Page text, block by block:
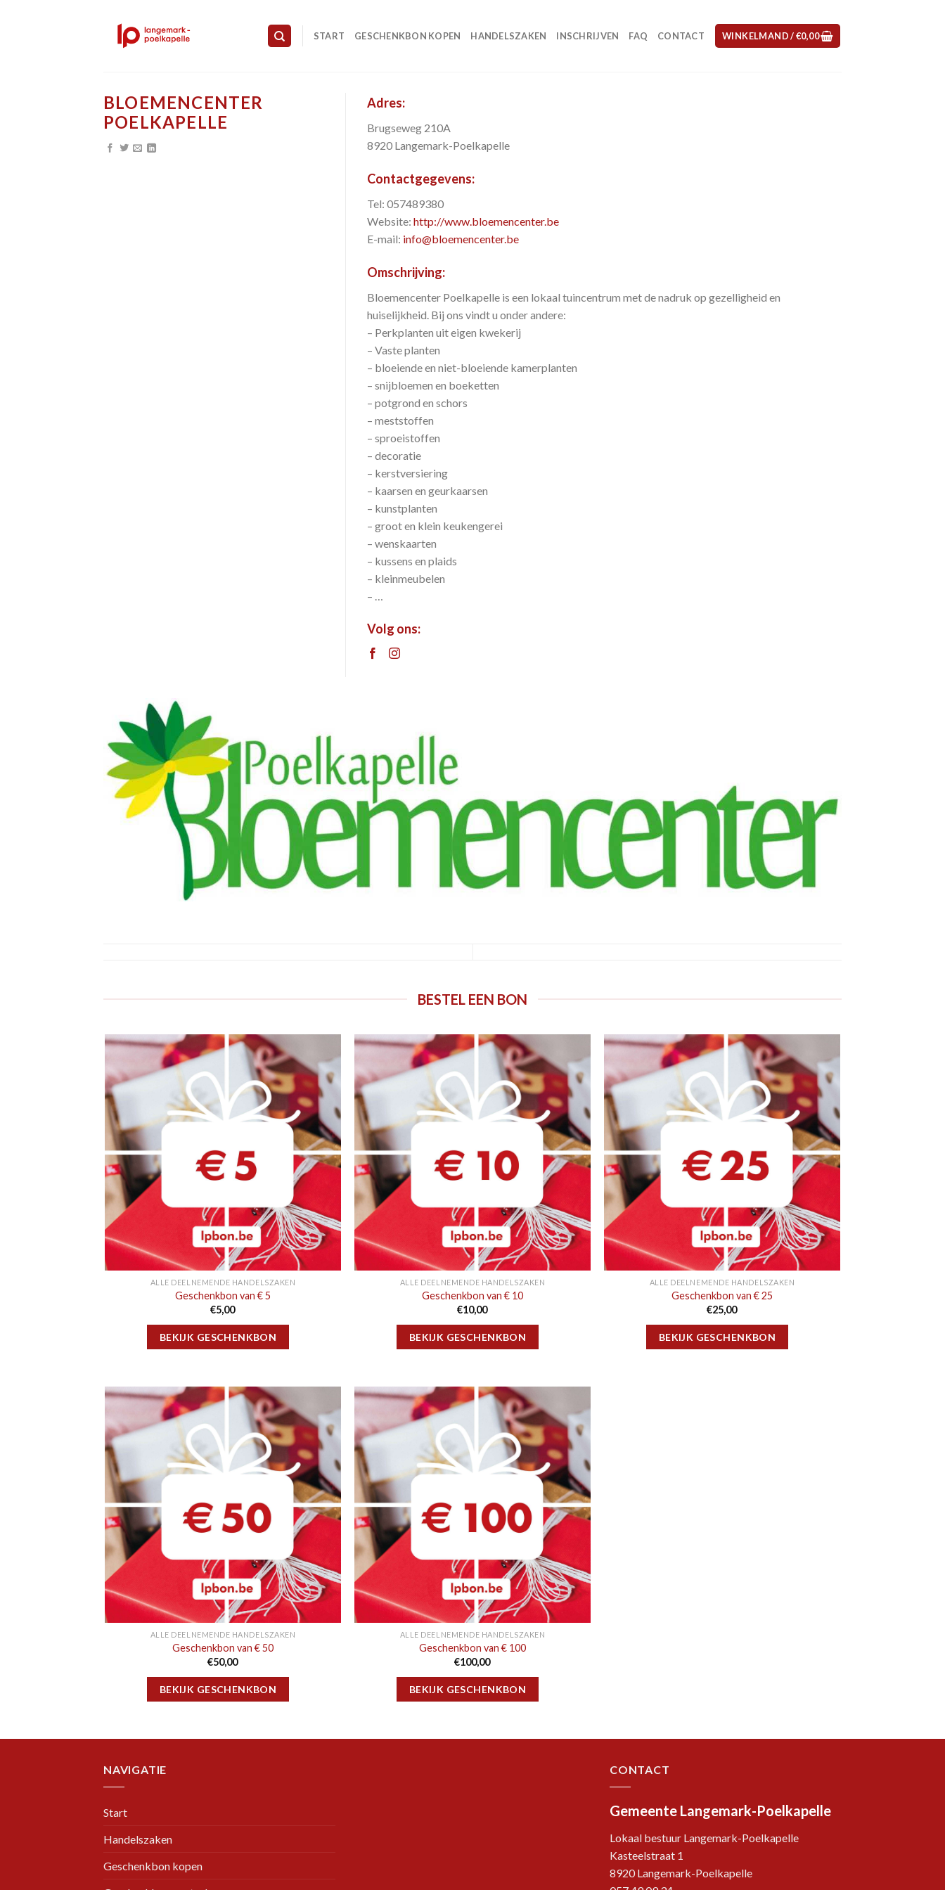
START GESCHENKBON KOPEN HANDELSZAKEN INSCHRIJVEN FAQ CONTACT WINKELMAND /€0,00
BLOEMENCENTER
POELKAPELLE
Adres:
Brugseweg 210A
8920 Langemark-Poelkapelle
Contactgegevens:
Tel: 057489380
Website: http://www.bloemencenter.be
E-mail: info@bloemencenter.be
Omschrijving:
Bloemencenter Poelkapelle is een lokaal tuincentrum met de nadruk op gezelligheid en
huiselijkheid. Bij ons vindt u onder andere:
– Perkplanten uit eigen kwekerij
– Vaste planten
– bloeiende en niet-bloeiende kamerplanten
– snijbloemen en boeketten
– potgrond en schors
– meststoffen
– sproeistoffen
– decoratie
– kerstversiering
– kaarsen en geurkaarsen
– kunstplanten
– groot en klein keukengerei
– wenskaarten
– kussens en plaids
– kleinmeubelen
– …
Volg ons:
BESTEL EEN BON
ALLE DEELNEMENDE HANDELSZAKEN
Geschenkbon van € 5
€5,00
BEKIJK GESCHENKBON
ALLE DEELNEMENDE HANDELSZAKEN
Geschenkbon van € 10
€10,00
BEKIJK GESCHENKBON
ALLE DEELNEMENDE HANDELSZAKEN
Geschenkbon van € 25
€25,00
BEKIJK GESCHENKBON
ALLE DEELNEMENDE HANDELSZAKEN
Geschenkbon van € 50
€50,00
BEKIJK GESCHENKBON
ALLE DEELNEMENDE HANDELSZAKEN
Geschenkbon van € 100
€100,00
BEKIJK GESCHENKBON
NAVIGATIE
Start
Handelszaken
Geschenkbon kopen
CONTACT
Gemeente Langemark-Poelkapelle
Lokaal bestuur Langemark-Poelkapelle
Kasteelstraat 1
8920 Langemark-Poelkapelle